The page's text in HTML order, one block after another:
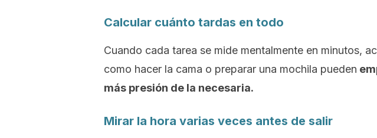
Calcular cuánto tardas en todo
Cuando cada tarea se mide mentalmente en minutos,
como hacer la cama o preparar una mochila pueden
más presión de la necesaria.
Mirar la hora varias veces antes de salir